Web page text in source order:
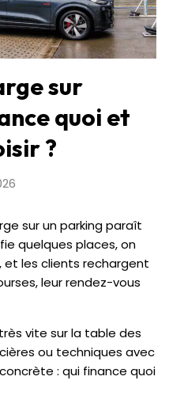
sur
quoi et
?
sur un parking paraît
quelques places, on
et les clients rechargent
leur rendez-vous
vite sur la table des
ou techniques avec
: qui finance quoi